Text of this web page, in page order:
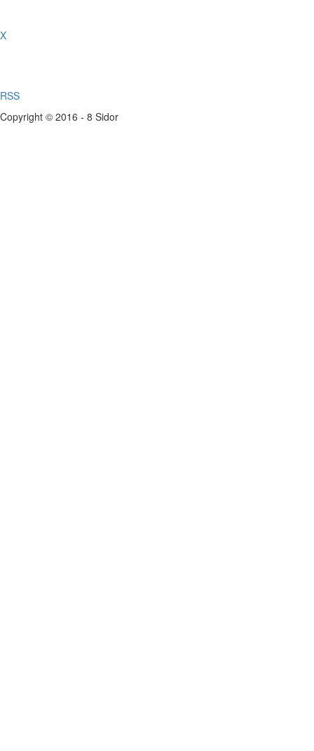
X
RSS
Copyright © 2016 - 8 Sidor